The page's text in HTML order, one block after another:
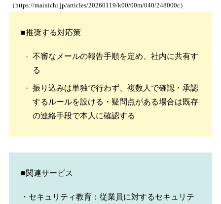
（https://mainichi.jp/articles/20260119/k00/00m/040/248000c）
■推奨する対応策
不審なメールの報告手順を定め、社内に共有す
る
振り込みは単独で行わず、複数人で確認・承認
するルールを設ける・疑問点がある場合は既存
の連絡手段で本人に確認する
■関連サービス
・セキュリティ教育：従業員に対するセキュリテ